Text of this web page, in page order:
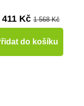
411 Kč1 568 Kč
do košíku